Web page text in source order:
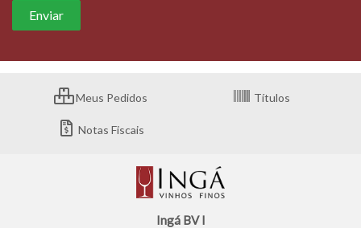
Meus Pedidos Títulos
Notas Fiscais
Ingá BV I